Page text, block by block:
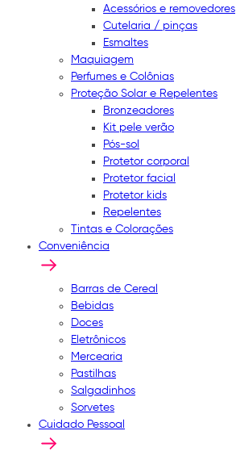
Acessórios e removedores
Cutelaria / pinças
Esmaltes
Maquiagem
Perfumes e Colônias
Proteção Solar e Repelentes
Bronzeadores
Kit pele verão
Pós-sol
Protetor corporal
Protetor facial
Protetor kids
Repelentes
Tintas e Colorações
Conveniência
Barras de Cereal
Bebidas
Doces
Eletrônicos
Mercearia
Pastilhas
Salgadinhos
Sorvetes
Cuidado Pessoal